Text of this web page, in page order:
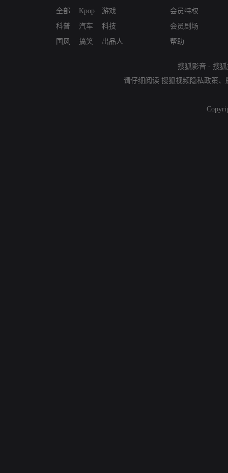
全部
科普
国风
Kpop
汽车
搞笑
游戏
科技
出品人
会员特权
会员剧场
帮助
搜狐影音 - 搜
请仔细阅读 搜狐视频隐私政策、